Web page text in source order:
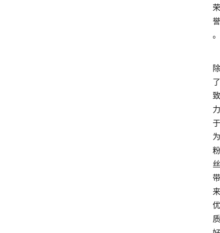
荣
誉
。
除
了
致
力
于
为
粉
丝
带
来
优
质